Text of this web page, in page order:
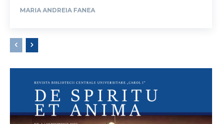
MARIA ANDREIA FANEA